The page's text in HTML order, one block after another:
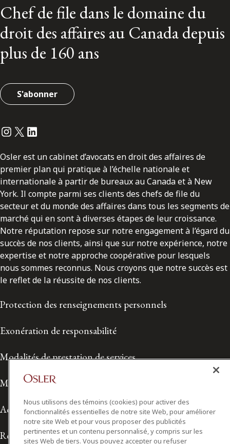
Chef de file dans le domaine du
droit des affaires au Canada depuis
plus de 160 ans
S'abonner
Instagram
Twitter
LinkedIn
Osler est un cabinet d’avocats en droit des affaires de
premier plan qui pratique à l’échelle nationale et
internationale à partir de bureaux au Canada et à New
York. Il compte parmi ses clients des chefs de file du
secteur et du monde des affaires dans tous les segments de
marché qui en sont à diverses étapes de leur croissance.
Notre réputation repose sur notre engagement à l’égard du
succès de nos clients, ainsi que sur notre expérience, notre
expertise et notre approche coopérative pour lesquels
nous sommes reconnus. Nous croyons que notre succès est
le reflet de la réussite de nos clients.
Protection des renseignements personnels
Exonération de responsabilité
Modalités de prestation de services
Modalités d'utilisation
Accessibilité
Relations avec les médias
Nous utilisons des témoins (cookies) pour activer des
fonctionnalités essentielles de notre site Web, pour améliorer
notre site Web et pour vous proposer des publicités
pertinentes et un contenu personnalisé, y compris sur les
sites Web de tiers. Vous pouvez accepter ou refuser